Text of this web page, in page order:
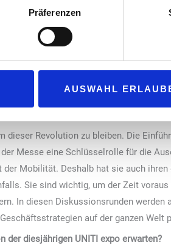
Präferenzen
AUSWAHL
Kooperationen gefördert.
UNITI expo
Triebfedern für die ständige
Hallen der UNITI expo eine breite
des Tankstellen-,
intelligente Lösungen,
garantiert.
dieser Revolution zu bleiben. Die
Messe eine Schlüsselrolle für die
Mobilität. Deshalb hat sie auch
Sie sind wichtig, um der Zeit
In diesen Diskussionsrunden
auf der ganzen Welt
der diesjährigen UNITI expo erwarten?